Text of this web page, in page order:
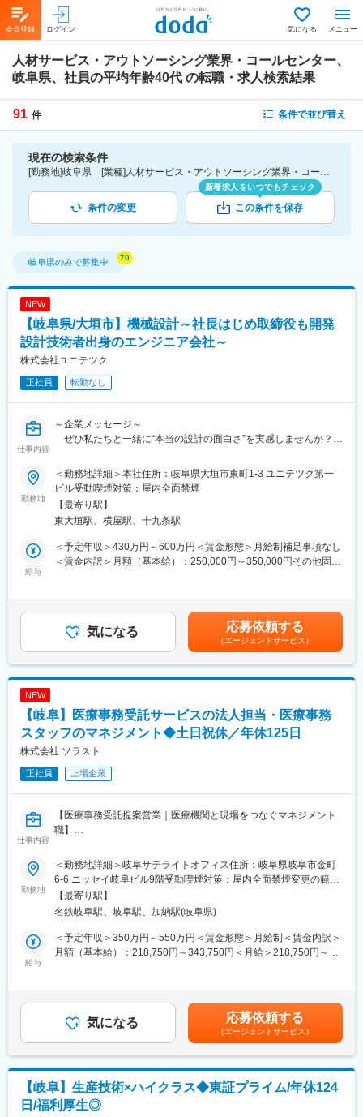
会員登録 ログイン 気になる メニュー
人材サービス・アウトソーシング業界・コールセンター、
岐阜県、社員の平均年齢40代 の転職・求人検索結果
91 件 条件で並び替え
現在の検索条件
[勤務地]岐阜県 [業種]人材サービス・アウトソーシング業界・コールセンター [詳細条件](社員の平均年齢)40代
条件の変更
新着求人をいつでもチェック
この条件を保存
岐阜県のみで募集中
NEW
【岐阜県/大垣市】機械設計～社長はじめ取締役も開発
設計技術者出身のエンジニア会社～
株式会社ユニテツク
正社員 転勤なし
仕事内容
～企業メッセージ～
ぜひ私たちと一緒に“本当の設計の面白さ”を実感しませんか？
・生涯エンジニアとして活躍していきたい
・自分の技術の幅をさらに広げたい
ユニテツクはこのような想いをお持ちのあなたにお勧めの企業で
す。
その理由は
（1） 専門性：様々な製造メーカーと取引があるため、産業機械
業です
レベーターやエスカレータの設計も手掛けております。
《構想設計》
方式で実現するかを考え、大まかな構造や構成を決定するプロセ
またリーダーとしてチーム運営や設計部署全体のマネジメントに
も携わるポジションとして、技術力とマネジメント力を兼ね備え
《組立図の作成》
複数の部品から構成される機械や装置を、どのように組み立てる
かを示した図面です。部品相互の位置関係、取り付け方法、向き
部品間の干渉や組立順の問題を設計段階で改善でき、自分の設計
した部品が実際にどう組み合わさって機能するかを俯瞰的に見る
◇職場の雰囲気◇
‐サポート体制：先輩や上司には話しやすい環境であり、転職者か
言う声も出ております。
‐メンバーの特長：仕事を実直にこなすメンバーも多いため、成長
も早く若くして独り立ちしているメンバーが多数在籍しておりま
す。
勤務地
＜勤務地詳細＞本社住所：岐阜県大垣市東町1-3 ユニテツク第一
ビル受動喫煙対策：屋内全面禁煙
【最寄り駅】
東大垣駅、横屋駅、十九条駅
給与
＜予定年収＞430万円～600万円＜賃金形態＞月給制補足事項なし
＜賃金内訳＞月額（基本給）：250,000円～350,000円その他固定
12月※2024年実績4.30月分）※別途、決算賞与が支給される場合が
あります。■予定年収には、子供手当および通勤交通費は含んでお
りません賃金はあくまでも目安の金額であり、選考を通じて上下
する可能性があります。月給(月額)は固定手当を含めた表記です。
気になる 応募依頼する
（エージェントサービス）
NEW
【岐阜】医療事務受託サービスの法人担当・医療事務
スタッフのマネジメント◆土日祝休／年休125日
株式会社 ソラスト
正社員 上場企業
仕事内容
【医療事務受託提案営業｜医療機関と現場をつなぐマネジメント
職】
て、以下の業務をご担当いただきます。
■具体的には：
◆クライアント（医療機関）との関係性構築と折衝・提案
担当する病院の事務長、医事課長、職員と信頼関係を構築し、パ
ートナーとして課題解決に向けた提案を行います。
・病院の事務長や担当者への定期訪問を通じたニーズ、要望・課
◆医療事務スタッフのマネジメント
受託先医療機関で働くスタッフが安心して働ける環境を整え、現
・現場責任者（病院マネージャー、リーダー）のサポートと育成
・面談、部署ミーティング等による適切な人員配置の調整/実行
・労務管理、モチベーション管理、定着率向上施策の実施
勤務地
＜勤務地詳細＞岐阜サテライトオフィス住所：岐阜県岐阜市金町
6-6 ニッセイ岐阜ビル9階受動喫煙対策：屋内全面禁煙変更の範
囲：会社の定める事業所
【最寄り駅】
名鉄岐阜駅、岐阜駅、加納駅(岐阜県)
給与
＜予定年収＞350万円～550万円＜賃金形態＞月給制＜賃金内訳＞
月額（基本給）：218,750円～343,750円＜月給＞218,750円～
通じて上下する可能性があります。月給(月額)は固定手当を含めた
表記です。気になる 応募依頼する
（エージェントサービス）
【岐阜】生産技術×ハイクラス◆東証プライム/年休124
日/福利厚生◎